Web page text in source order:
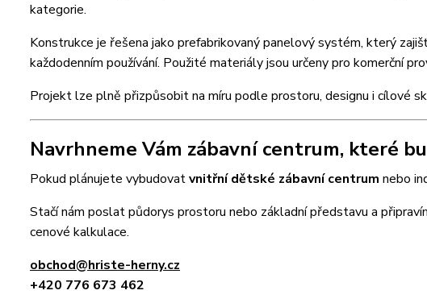
kategorie.
Konstrukce je řešena jako prefabrikovaný panelový systém, který
každodenním používání. Použité materiály jsou určeny pro komerční
Projekt lze plně přizpůsobit na míru podle prostoru, designu i cílové
Navrhneme Vám zábavní centrum, které
Pokud plánujete vybudovatvnitřní dětské zábavní centrum nebo
Stačí nám poslat půdorys prostoru nebo základní představu a
cenové kalkulace.
obchod@hriste-herny.cz
+420 776 673 462